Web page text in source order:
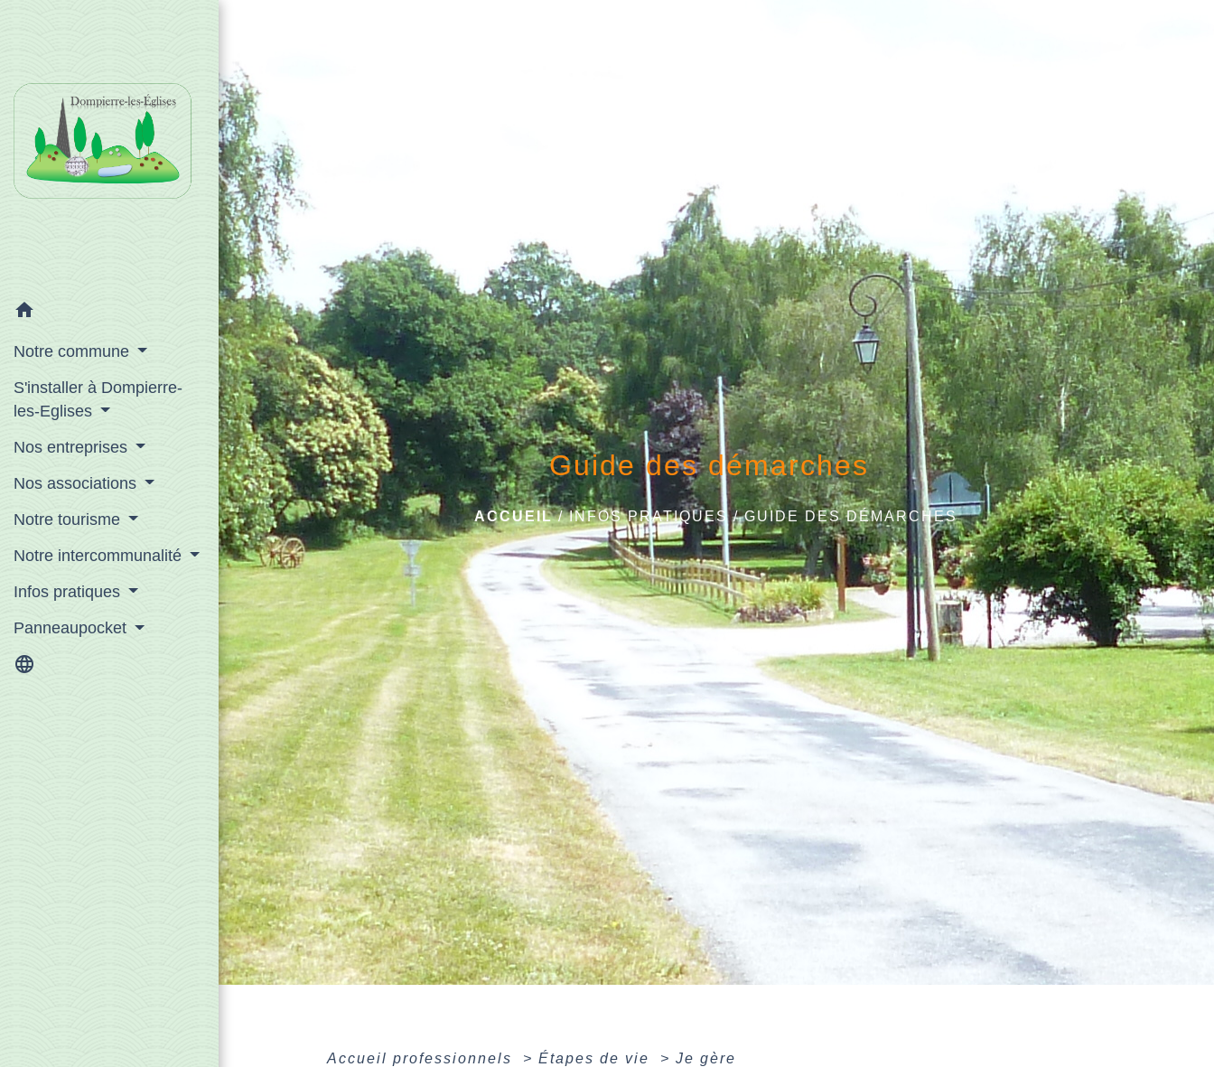
home
Notre commune
S'installer à Dompierre-
les-Eglises
Nos entreprises
Nos associations
Notre tourisme
Notre intercommunalité
Infos pratiques
Panneaupocket
language
Guide des démarches
ACCUEIL/INFOS PRATIQUES/GUIDE DES DÉMARCHES
Accueil professionnels > Étapes de vie > Je gère